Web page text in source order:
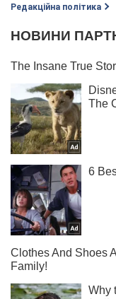
Редакційна політика